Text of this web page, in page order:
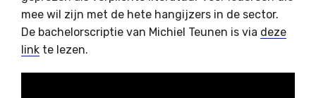
mee wil zijn met de hete hangijzers in de sector.
De bachelorscriptie van Michiel Teunen is via deze
link te lezen.